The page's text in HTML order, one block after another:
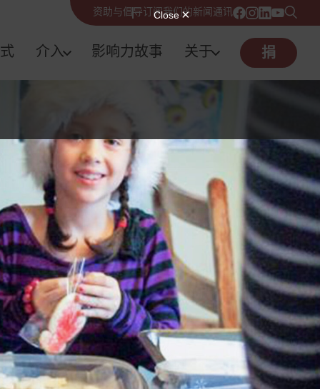
资助与倡导订阅我们的新闻通讯
介入 影响力故事 关于 捐